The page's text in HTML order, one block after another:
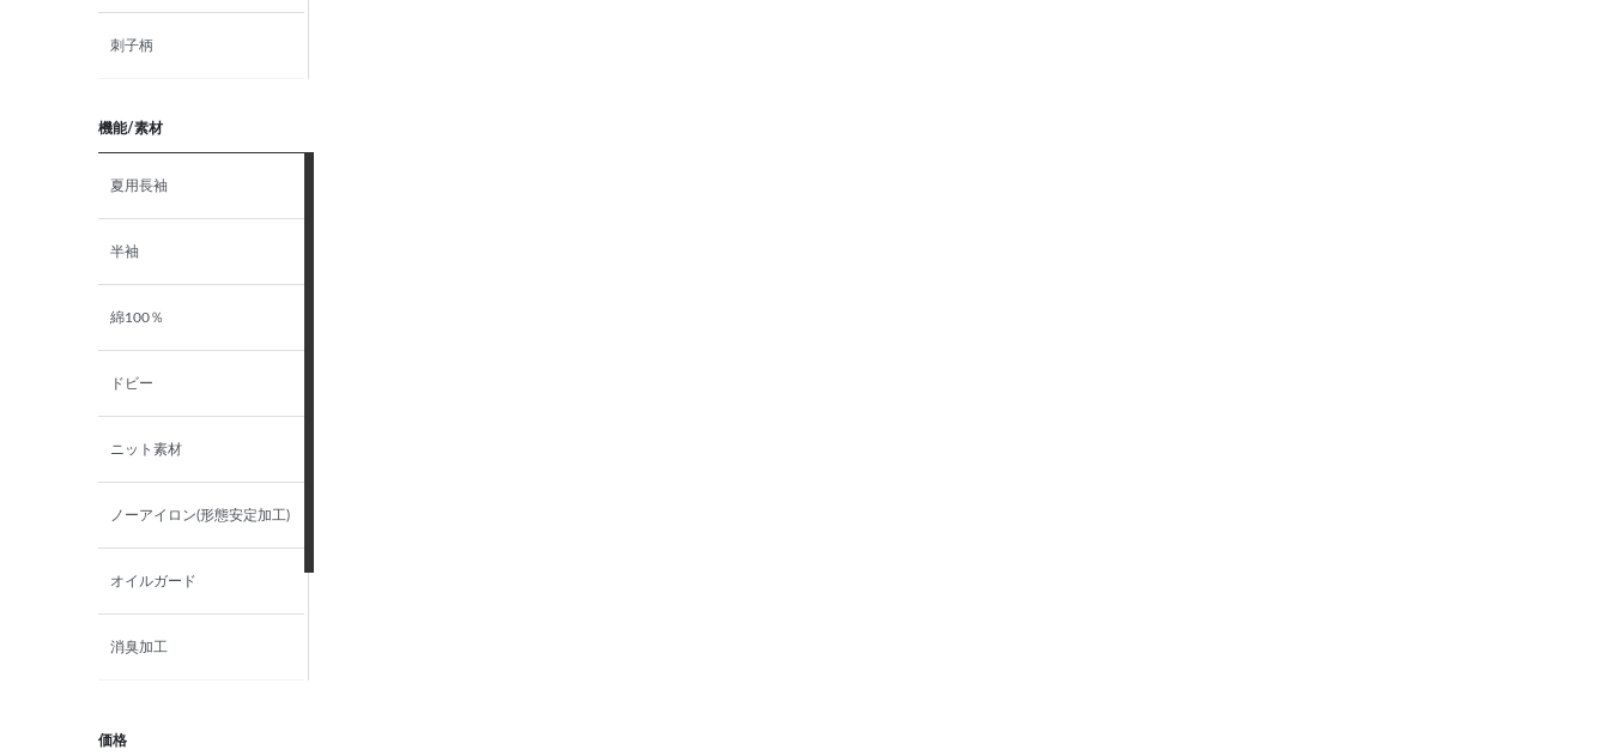
LL（43）-78
刺子柄
ストライプ
ツイル
ブロード
チェック
機能/素材
夏用長袖
半袖
綿100％
ドビー
ニット素材
ノーアイロン(形態安定加工)
オイルガード
消臭加工
価格